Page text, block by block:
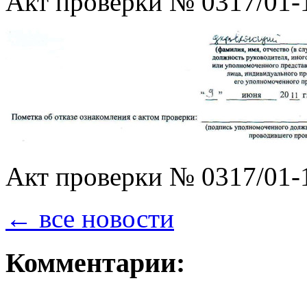
Акт проверки № 0317/01-
← все новости
Комментарии: